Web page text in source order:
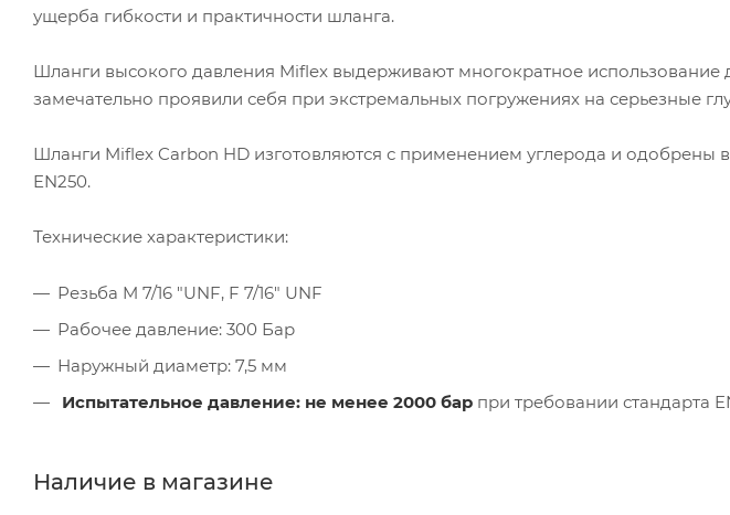
ущерба гибкости и практичности шланга.
Шланги высокого давления Miflex выдерживают многократное использование
замечательно проявили себя при экстремальных погружениях на серьезные
Шланги Miflex Carbon HD изготовляются с применением углерода и одобрены в
EN250.
Технические характеристики:
Резьба M 7/16 "UNF, F 7/16" UNF
Рабочее давление: 300 Бар
Наружный диаметр: 7,5 мм
Испытательное давление: не менее 2000 бар при требовании стандарта
Наличие в магазине